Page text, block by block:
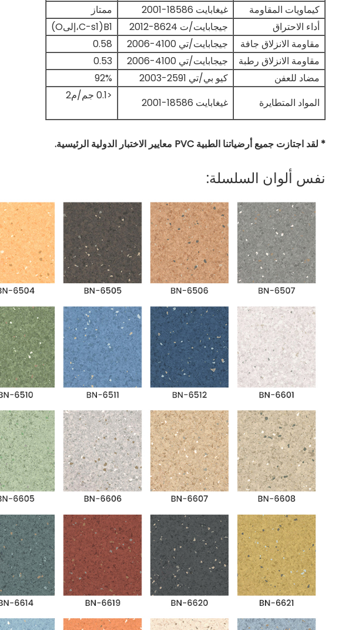
كيماويات المقاومة
غيغابايت 18586-2001
ممتاز
أداء الاحتراق
جيجابايت/ت 8624-2012
B1(C-s1،إلىO)
مقاومة الانزلاق جافة
جيجابايت/تي 4100-2006
0.58
مقاومة الانزلاق رطبة
جيجابايت/تي 4100-2006
0.53
مضاد للعفن
كيو بي/تي 2591-2003
92%
المواد المتطايرة
غيغابايت 18586-2001
<0.1 جم/م2
* لقد اجتازت جميع أرضياتنا الطبية PVC معايير الاختبار الدولية الرئيسية.
نفس ألوان السلسلة: